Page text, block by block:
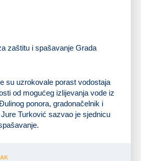
su uzrokovale porast vodostaja
od mogućeg izlijevanja vode iz
ponora, gradonačelnik i
Turković sazvao je sjednicu